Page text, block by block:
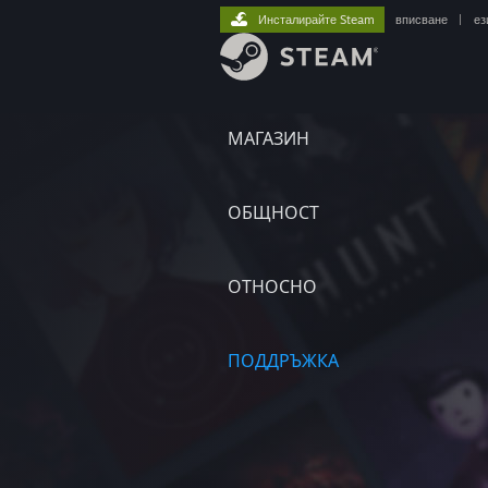
МАГАЗИН
ОБЩНОСТ
ОТНОСНО
ПОДДРЪЖКА
Инсталирайте Steam вписване